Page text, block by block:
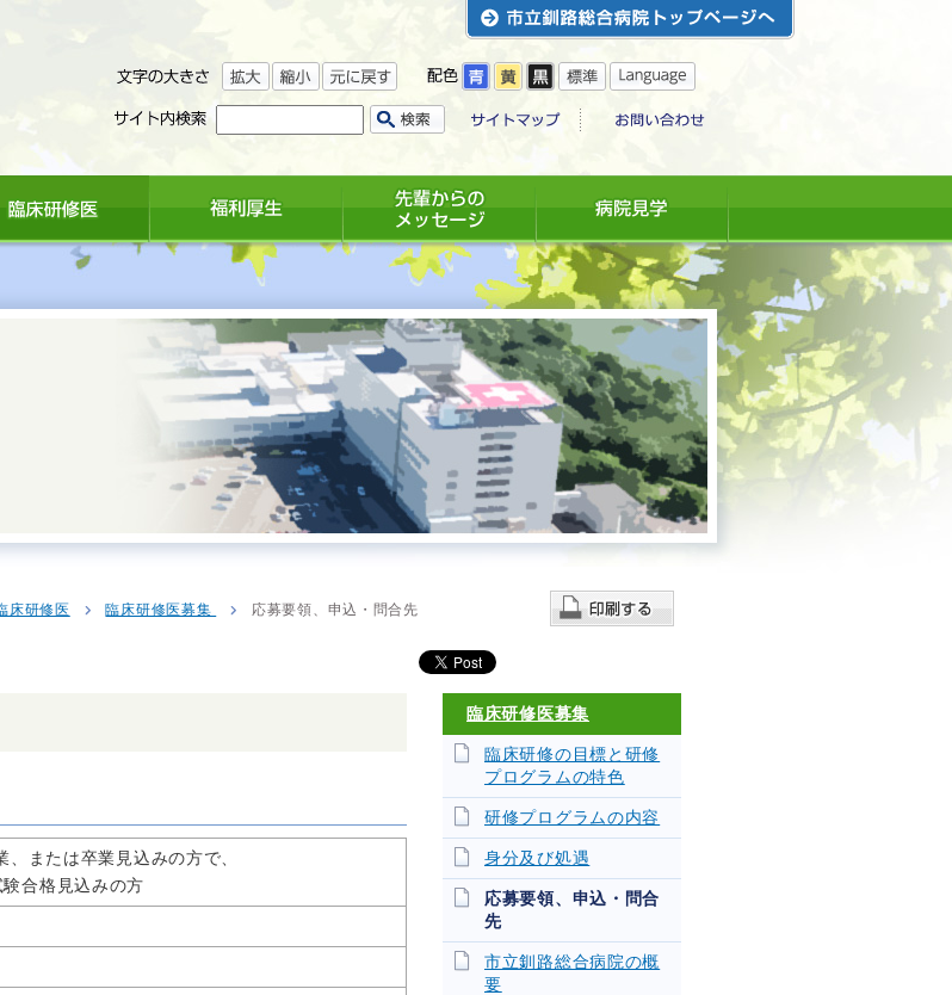
床研修医 臨床研修医募集 応募要領、申込・問合先
または卒業見込みの方で、
合格見込みの方
臨床研修医募集
臨床研修の目標と研修
プログラムの特色
研修プログラムの内容
身分及び処遇
応募要領、申込・問合
先
市立釧路総合病院の概
要